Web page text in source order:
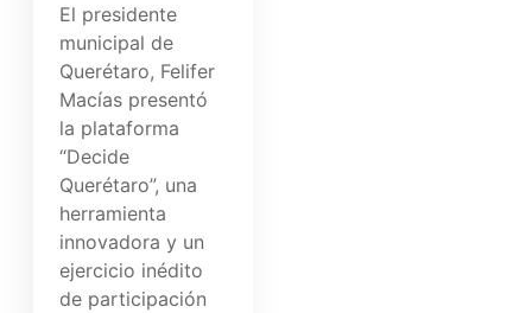
El presidente
municipal de
Querétaro, Felifer
Macías presentó
la plataforma
“Decide
Querétaro”, una
herramienta
innovadora y un
ejercicio inédito
de participación